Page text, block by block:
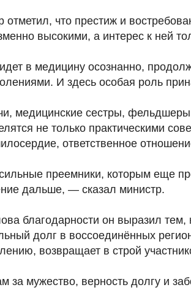
отметил, что престиж и
высокими, а интерес к ней
в медицину осознанно,
И здесь особая роль
медицинские сестры,
не только практическими
ответственное
преемники, которым еще
дальше, — сказал министр.
благодарности он выразил тем,
долг в воссоединённых
возвращает в строй
за мужество, верность долгу и